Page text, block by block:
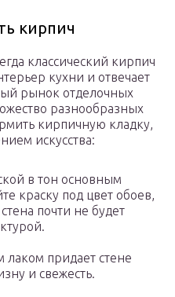
кирпич
классический кирпич
кухни и отвечает
рынок отделочных
разнообразных
кирпичную кладку,
искусства:
в тон основным
краску под цвет обоев,
почти не будет
придает стене
и свежесть.